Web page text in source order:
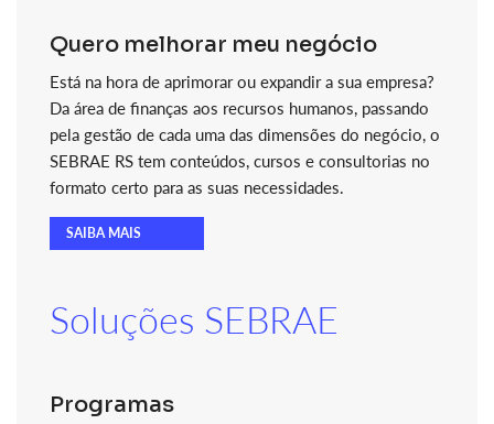
Quero melhorar meu negócio
Está na hora de aprimorar ou expandir a sua empresa?
Da área de finanças aos recursos humanos, passando
pela gestão de cada uma das dimensões do negócio, o
SEBRAE RS tem conteúdos, cursos e consultorias no
formato certo para as suas necessidades.
SAIBA MAIS
Soluções SEBRAE
Programas